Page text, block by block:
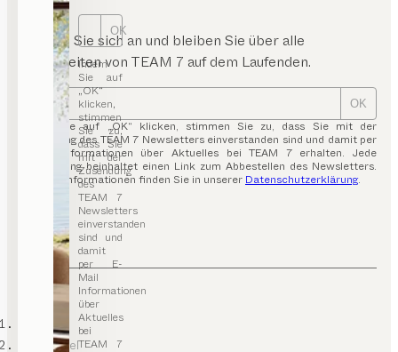
OK
Indem
Sie auf
„OK“
klicken,
stimmen
Sie zu,
dass Sie
mit der
Zusendung
des
TEAM 7
Newsletters
einverstanden
sind und
damit
per E-
Mail
Informationen
über
Aktuelles
bei
TEAM 7
Melden Sie sich an und bleiben Sie über alle
Neuigkeiten von TEAM 7 auf dem Laufenden.
OK
Indem Sie auf „OK“ klicken, stimmen Sie zu, dass Sie mit der
Zusendung des TEAM 7 Newsletters einverstanden sind und damit per
E-Mail Informationen über Aktuelles bei TEAM 7 erhalten. Jede
Aussendung beinhaltet einen Link zum Abbestellen des Newsletters.
Weitere Informationen finden Sie in unserer Datenschutzerklärung.
Flurmöbel